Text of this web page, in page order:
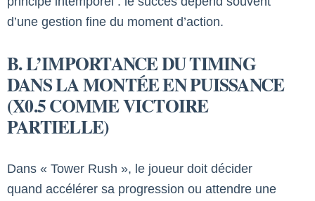
d’une gestion fine du moment d’action.
B. L’IMPORTANCE DU TIMING
DANS LA MONTÉE EN PUISSANCE
(X0.5 COMME VICTOIRE
PARTIELLE)
Dans « Tower Rush », le joueur doit décider
quand accélérer sa progression ou attendre une